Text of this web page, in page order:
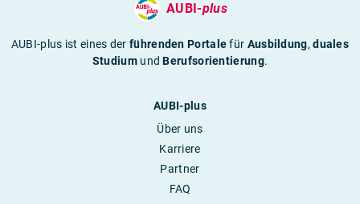
AUBI-plus
AUBI-plus ist eines derführenden Portalefür Ausbildung,duales
StudiumundBerufsorientierung.
AUBI-plus
Über uns
Karriere
Partner
FAQ